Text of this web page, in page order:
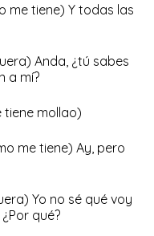
me tiene) Y todas las
Anda, ¿tú sabes
a mí?
tiene mollao)
me tiene) Ay, pero
Yo no sé qué voy
qué?